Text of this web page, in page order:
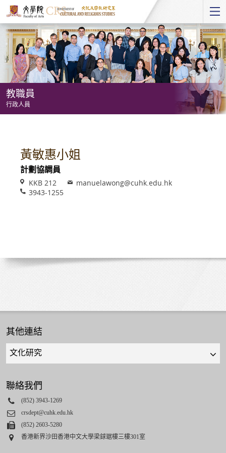
Start
main
Content
教職員
行政人員
黃敏惠小姐
計劃協調員
VenueKKB 212 Emailmanuelawong@cuhk.edu.hk
Phone3943-1255
其他連結
Quick
links
select
聯絡我們
Phone
(852) 3943-1269
Email
crsdept@cuhk.edu.hk
Fax(852) 2603-5280
Address
香港新界沙田香港中文大學梁銶琚樓三樓301室